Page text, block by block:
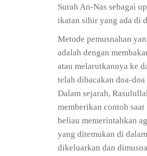
Surah An-Nas sebagai
ikatan sihir yang ada di
Metode pemusnahan
adalah dengan
atau melarutkannya ke
telah dibacakan doa-
Dalam sejarah,
memberikan contoh
beliau memerintahkan
yang ditemukan di
dikeluarkan dan